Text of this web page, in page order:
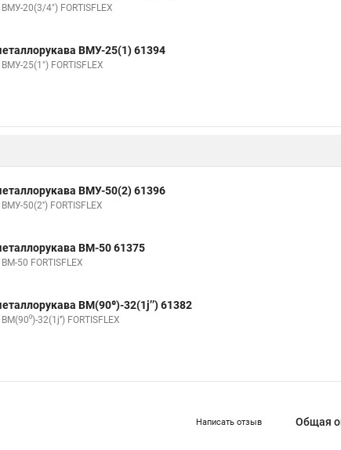
20(3/4") FORTISFLEX
ВМУ-25(1) 61394
25(1") FORTISFLEX
ВМУ-50(2) 61396
50(2'') FORTISFLEX
ВМ-50 61375
50 FORTISFLEX
ВМ(90⁰)-32(1ј’’) 61382
32(1ј’’) FORTISFLEX
Написать отзыв Общая